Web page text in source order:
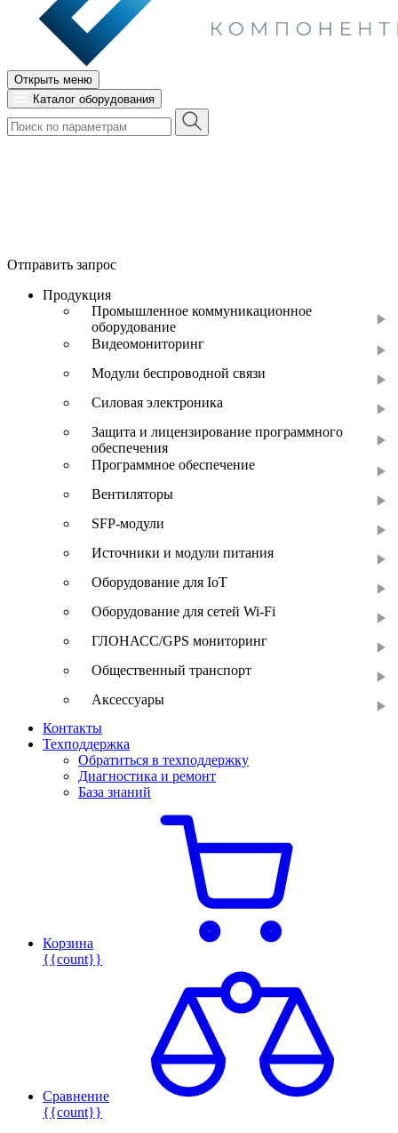
Открыть меню
Каталог оборудования
Отправить запрос
Продукция
Промышленное коммуникационное
оборудование
Видеомониторинг
Модули беспроводной связи
Силовая электроника
Защита и лицензирование программного
обеспечения
Программное обеспечение
Вентиляторы
SFP-модули
Источники и модули питания
Оборудование для IoT
Оборудование для сетей Wi-Fi
ГЛОНАСС/GPS мониторинг
Общественный транспорт
Аксессуары
Контакты
Техподдержка
Обратиться в техподдержку
Диагностика и ремонт
База знаний
Корзина
{{count}}
Сравнение
{{count}}